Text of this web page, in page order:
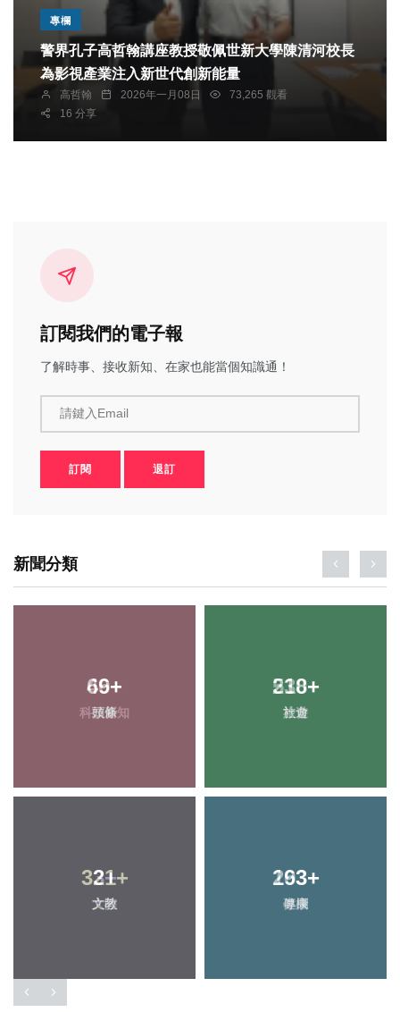
專欄
警界孔子高哲翰講座教授敬佩世新大學陳清河校長
為影視產業注入新世代創新能量
高哲翰 2026年一月08日
73,265 觀看
16 分享
訂閱我們的電子報
了解時事、接收新知、在家也能當個知識通！
請鍵入Email
訂閱 退訂
新聞分類
69+
頭條
218+
旅遊
321+
文教
293+
健康